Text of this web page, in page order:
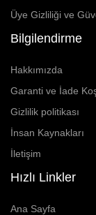
Üye Gizliliği ve
Bilgilendirme
Hakkımızda
Garanti ve İade
Gizlilik politikası
İnsan Kaynakları
İletişim
Hızlı Linkler
Ana Sayfa